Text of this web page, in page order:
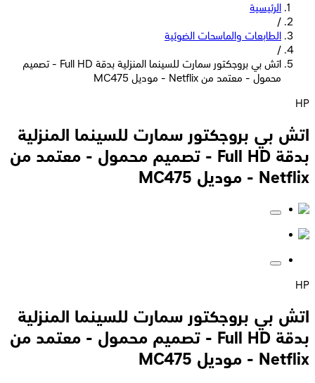
الرئيسية
/
الطابعات والماسحات الضوئية
/
اتش بي بروجكتور سمارت للسينما المنزلية بدقة Full HD - تصميم
محمول - معتمد من Netflix - موديل MC475
HP
اتش بي بروجكتور سمارت للسينما المنزلية
بدقة Full HD - تصميم محمول - معتمد من
Netflix - موديل MC475
HP
اتش بي بروجكتور سمارت للسينما المنزلية
بدقة Full HD - تصميم محمول - معتمد من
Netflix - موديل MC475